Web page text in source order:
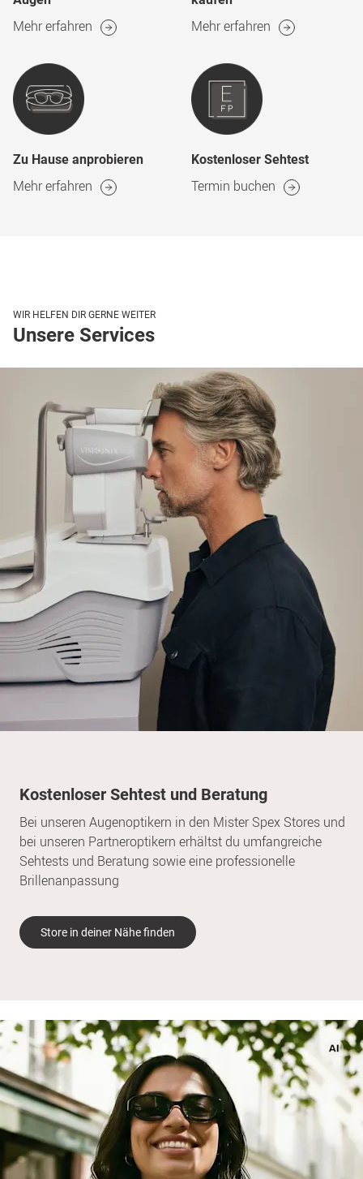
Mehr erfahren Mehr erfahren
Zu Hause anprobieren
Mehr erfahren
Kostenloser Sehtest
Termin buchen
WIR HELFEN DIR GERNE WEITER
Unsere Services
Kostenloser Sehtest und Beratung
Bei unseren Augenoptikern in den Mister Spex Stores und
bei unseren Partneroptikern erhältst du umfangreiche
Sehtests und Beratung sowie eine professionelle
Brillenanpassung
Store in deiner Nähe finden